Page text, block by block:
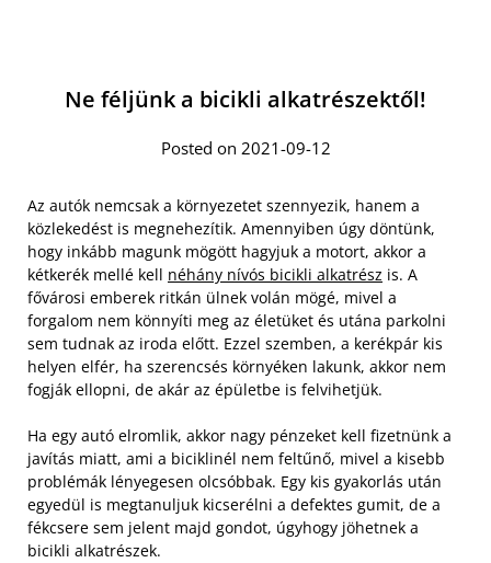
Ne féljünk a bicikli alkatrészektől!
Posted on 2021-09-12
Az autók nemcsak a környezetet szennyezik, hanem a
közlekedést is megnehezítik. Amennyiben úgy döntünk,
hogy inkább magunk mögött hagyjuk a motort, akkor a
kétkerék mellé kell néhány nívós bicikli alkatrész is. A
fővárosi emberek ritkán ülnek volán mögé, mivel a
forgalom nem könnyíti meg az életüket és utána parkolni
sem tudnak az iroda előtt. Ezzel szemben, a kerékpár kis
helyen elfér, ha szerencsés környéken lakunk, akkor nem
fogják ellopni, de akár az épületbe is felvihetjük.
Ha egy autó elromlik, akkor nagy pénzeket kell fizetnünk a
javítás miatt, ami a biciklinél nem feltűnő, mivel a kisebb
problémák lényegesen olcsóbbak. Egy kis gyakorlás után
egyedül is megtanuljuk kicserélni a defektes gumit, de a
fékcsere sem jelent majd gondot, úgyhogy jöhetnek a
bicikli alkatrészek.